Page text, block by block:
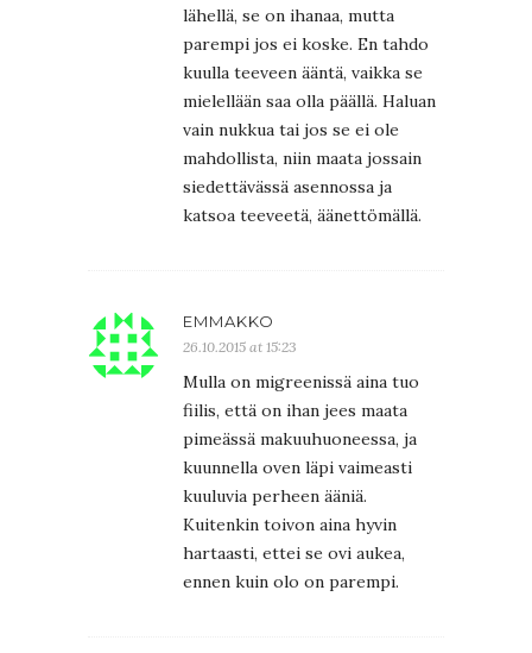
lähellä, se on ihanaa, mutta
parempi jos ei koske. En tahdo
kuulla teeveen ääntä, vaikka se
mielellään saa olla päällä. Haluan
vain nukkua tai jos se ei ole
mahdollista, niin maata jossain
siedettävässä asennossa ja
katsoa teeveetä, äänettömällä.
EMMAKKO
26.10.2015 at 15:23
Mulla on migreenissä aina tuo
fiilis, että on ihan jees maata
pimeässä makuuhuoneessa, ja
kuunnella oven läpi vaimeasti
kuuluvia perheen ääniä.
Kuitenkin toivon aina hyvin
hartaasti, ettei se ovi aukea,
ennen kuin olo on parempi.